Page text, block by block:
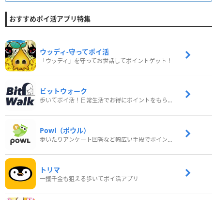
おすすめポイ活アプリ特集
ウッディ‐守ってポイ活
「ウッディ」を守ってお世話してポイントゲット！
ビットウォーク
歩いてポイ活！日常生活でお得にポイントをもらおう
Powl（ポウル）
歩いたりアンケート回答など幅広い手段でポイントをゲット
トリマ
一攫千金も狙える歩いてポイ活アプリ